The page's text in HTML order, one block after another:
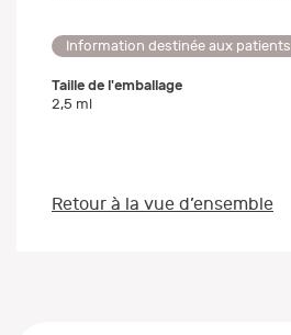
Information destinée aux patients
Taille de l'emballage
2,5 ml
Retour à la vue d’ensemble